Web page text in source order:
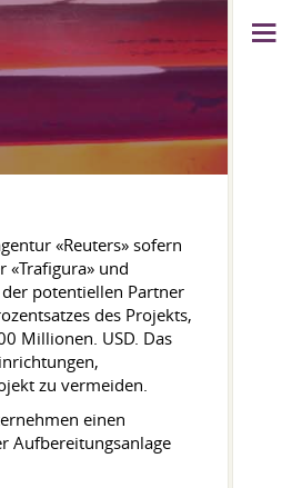
«Reuters» sofern
«Trafigura» und
potentiellen Partner
des Projekts,
Millionen. USD. Das
zu vermeiden.
einen
Aufbereitungsanlage